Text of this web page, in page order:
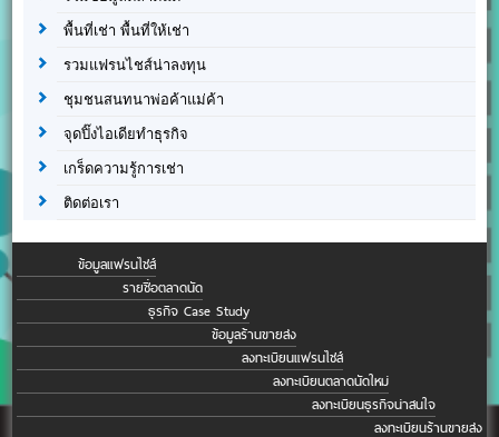
พื้นที่เช่า พื้นที่ให้เช่า
รวมแฟรนไชส์น่าลงทุน
ชุมชนสนทนาพ่อค้าแม่ค้า
จุดปิ๊งไอเดียทำธุรกิจ
เกร็ดความรู้การเช่า
ติดต่อเรา
ข้อมูลแฟรนไชส์
รายชื่อตลาดนัด
ธุรกิจ Case Study
ข้อมูลร้านขายส่ง
ลงทะเบียนแฟรนไชส์
ลงทะเบียนตลาดนัดใหม่
ลงทะเบียนธุรกิจน่าสนใจ
ลงทะเบียนร้านขายส่ง